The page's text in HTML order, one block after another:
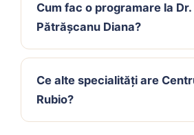
Cum fac o programare la Dr.
Pătrășcanu Diana?
Ce alte specialități are
Rubio?